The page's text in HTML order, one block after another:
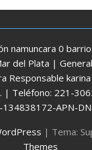
namuncara 0
del Plata |
Responsable
| Teléfono: 221-
134838172-APN-
| Tema:
Themes